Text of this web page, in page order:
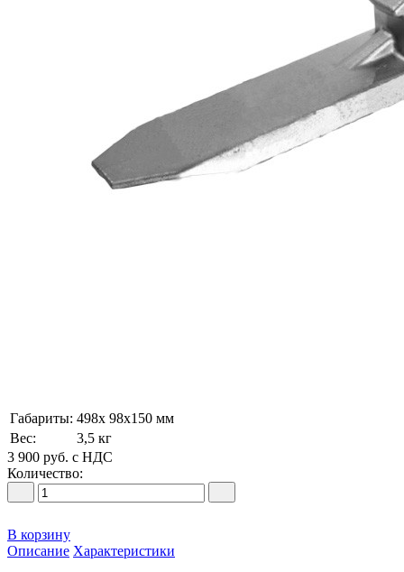
Габариты: 498х 98х150 мм
Вес:
3,5 кг
3 900 руб. с НДС
Количество:
В корзину
Описание Характеристики